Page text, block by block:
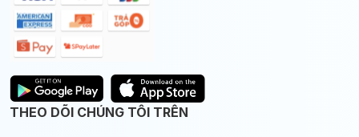
THEO DÕI CHÚNG TÔI TRÊN